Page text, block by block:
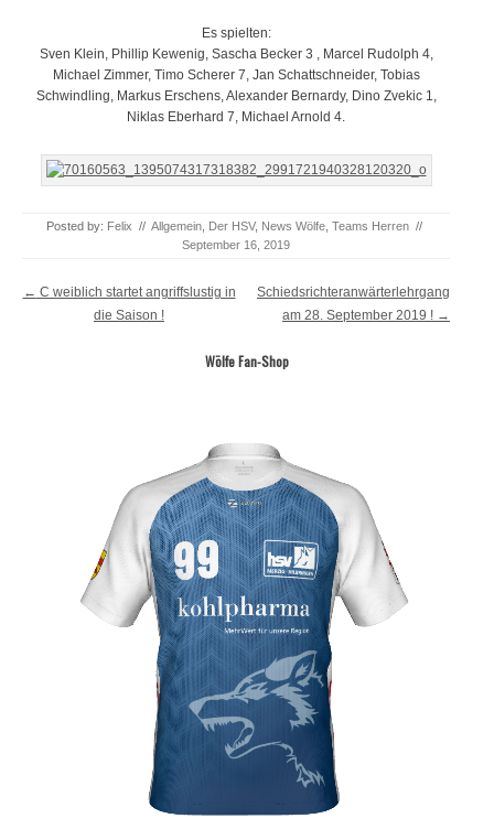
Es spielten:
Sven Klein, Phillip Kewenig, Sascha Becker 3 , Marcel Rudolph 4,
Michael Zimmer, Timo Scherer 7, Jan Schattschneider, Tobias
Schwindling, Markus Erschens, Alexander Bernardy, Dino Zvekic 1,
Niklas Eberhard 7, Michael Arnold 4.
Posted by: Felix // Allgemein Der HSV, News Wölfe Teams Herren //
September 16, 2019
Post navigation
← C weiblich startet angriffslustig in
die Saison !
Schiedsrichteranwärterlehrgang
am 28. September 2019 ! →
Wölfe Fan-Shop